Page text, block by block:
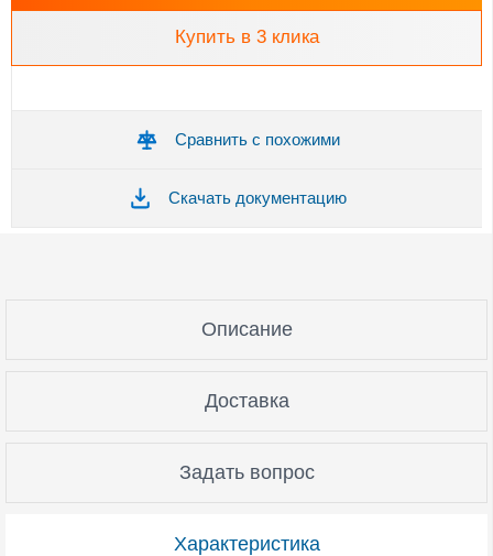
Купить в 3 клика
Сравнить с похожими
Скачать документацию
Характеристика
Описание
Доставка
Задать вопрос